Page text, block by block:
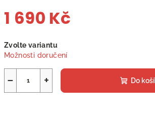
1 690 Kč
cena:
Zvolte variantu
Možnosti doručení
+
− Do